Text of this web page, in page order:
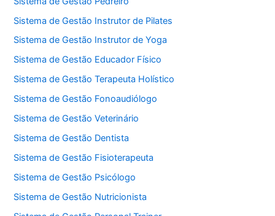
Sistema de Gestão Instrutor de Pilates
Sistema de Gestão Instrutor de Yoga
Sistema de Gestão Educador Físico
Sistema de Gestão Terapeuta Holístico
Sistema de Gestão Fonoaudiólogo
Sistema de Gestão Veterinário
Sistema de Gestão Dentista
Sistema de Gestão Fisioterapeuta
Sistema de Gestão Psicólogo
Sistema de Gestão Nutricionista